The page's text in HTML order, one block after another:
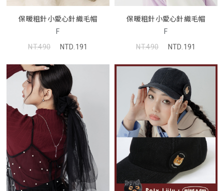
保暖粗針小愛心針織毛帽
F
NT.490
NTD.191
保暖粗針小愛心針織毛帽
F
NT.490
NTD.191